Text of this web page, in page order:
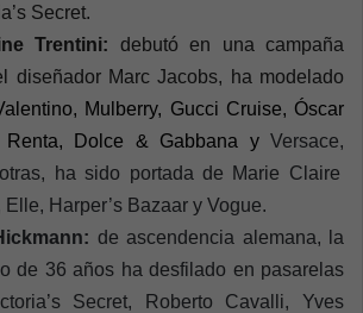
Secret.
Trentini: debutó en una campaña
diseñador Marc Jacobs, ha modelado
Mulberry, Gucci Cruise, Óscar
Dolce & Gabbana y Versace,
ha sido portada de Marie Claire
Elle, Harper’s Bazaar y Vogue.
de ascendencia alemana, la
de 36 años ha desfilado en pasarelas
Secret, Roberto Cavalli, Yves